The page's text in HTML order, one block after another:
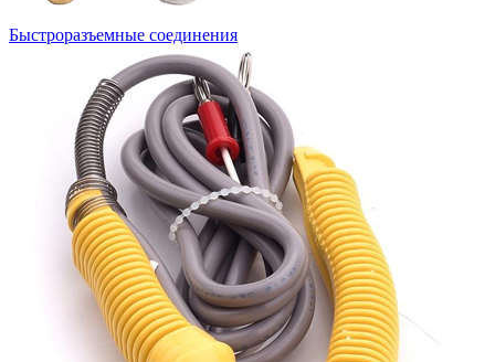
Быстроразъемные соединения